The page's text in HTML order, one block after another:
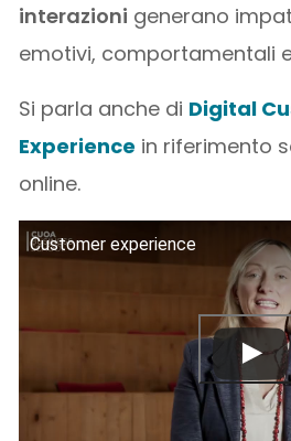
interazioni generano
emotivi, comportamentali
Si parla anche di Digital
Experience in riferimento
online.
Customer experience